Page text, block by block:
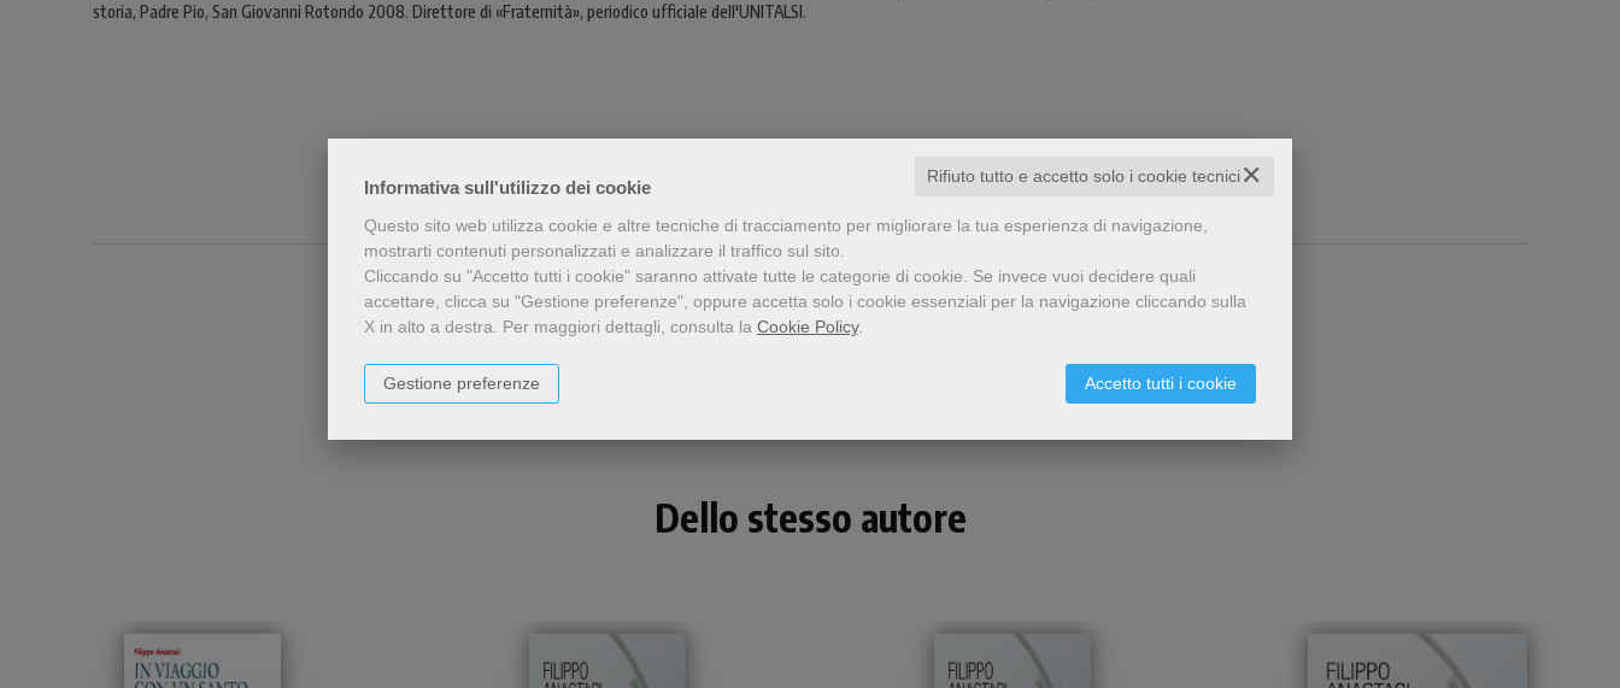
Informativa sull'utilizzo dei cookie ✕
Rifiuto tutto e accetto solo i cookie tecnici
Questo sito web utilizza cookie e altre tecniche di tracciamento per migliorare la tua esperienza di navigazione,
mostrarti contenuti personalizzati e analizzare il traffico sul sito.
Cliccando su "Accetto tutti i cookie" saranno attivate tutte le categorie di cookie. Se invece vuoi decidere quali
accettare, clicca su "Gestione preferenze", oppure accetta solo i cookie essenziali per la navigazione cliccando sulla
X in alto a destra. Per maggiori dettagli, consulta la Cookie Policy.
Accetto tutti i cookie
Gestione preferenze
storia, Padre Pio, San Giovanni Rotondo 2008. Direttore di «Fraternità», periodico ufficiale dell'UNITALSI.
Condividi
Dello stesso autore